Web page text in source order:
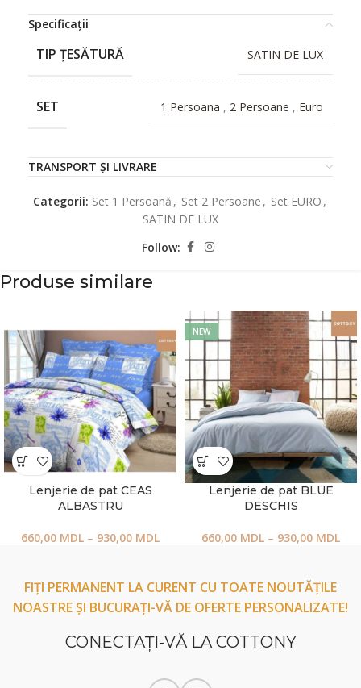
Specificații
TIP ȚESĂTURĂ SATIN DE LUX
SET 1 Persoana , 2 Persoane , Euro
TRANSPORT ȘI LIVRARE
Categorii: Set 1 Persoană , Set 2 Persoane , Set EURO ,
SATIN DE LUX
Follow:
Produse similare
Lenjerie de pat CEAS
ALBASTRU
660,00 MDL – 930,00 MDL
NEW
Lenjerie de pat BLUE
DESCHIS
660,00 MDL – 930,00 MDL
FIȚI PERMANENT LA CURENT CU TOATE NOUTĂȚILE
NOASTRE ȘI BUCURAȚI-VĂ DE OFERTE PERSONALIZATE!
CONECTAŢI-VĂ LA COTTONY